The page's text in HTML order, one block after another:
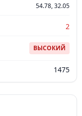
54.78, 32.05
2
ВЫСОКИЙ
1475